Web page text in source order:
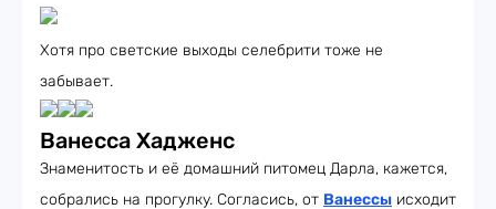
Хотя про светские выходы селебрити тоже не
забывает.
Ванесса Хадженс
Знаменитость и её домашний питомец Дарла, кажется,
собрались на прогулку. Согласись, от Ванессы исходит